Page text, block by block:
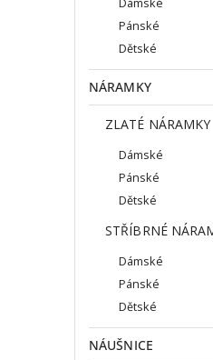
Pánské
Dětské
NÁRAMKY
ZLATÉ NÁRAMKY
Dámské
Pánské
Dětské
STŘÍBRNÉ
Dámské
Pánské
Dětské
NÁUŠNICE